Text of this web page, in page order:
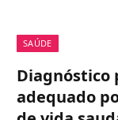
SAÚDE
Diagnóstico
adequado